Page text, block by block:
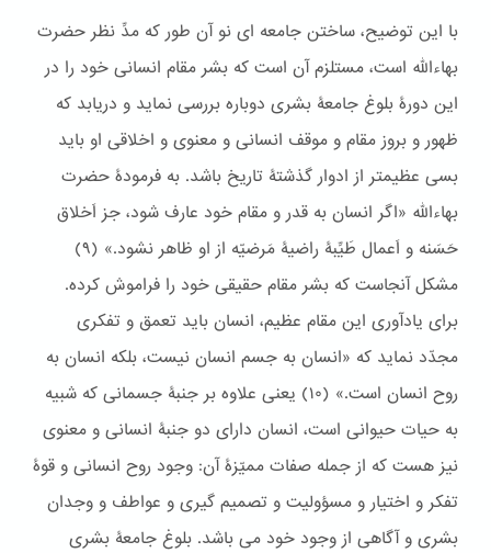
با این توضیح، ساختن جامعه ای نو آن طور که مدِّ نظر حضرت
بهاءالله است، مستلزم آن است که بشر مقام انسانی خود را در
این دورۀ بلوغ جامعۀ بشری دوباره بررسی نماید و دریابد که
ظهور و بروز مقام و موقف انسانی و معنوی و اخلاقی او باید
بسی عظیمتر از ادوار گذشتۀ تاریخ باشد. به فرمودۀ حضرت
بهاءالله «اگر انسان به قدر و مقام خود عارف شود، جز اَخلاق
حَسَنه و اَعمال طَيِّبۀ راضيۀ مَرضيّه از او ظاهر نشود.» (٩)
مشکل آنجاست که بشر مقام حقیقی خود را فراموش کرده.
برای یادآوری این مقام عظیم، انسان باید تعمق و تفکری
مجدّد نماید که «انسان به جسم انسان نیست، بلکه انسان به
روح انسان است.» (١۰) یعنی علاوه بر جنبۀ جسمانی که شبیه
به حیات حیوانی است، انسان دارای دو جنبۀ انسانی و معنوی
نیز هست که از جمله صفات ممیّزۀ آن: وجود روح انسانی و قوۀ
تفکر و اختیار و مسؤولیت و تصمیم گیری و عواطف و وجدان
بشری و آگاهی از وجود خود می باشد. بلوغ جامعۀ بشری